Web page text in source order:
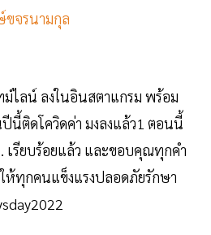
ขจรนามกุล
ไลน์ ลงในอินสตาแกรม พร้อม
นี้ติดโควิดค่า มงลงแล้ว1 ตอนนี้
เรียบร้อยแล้ว และขอบคุณทุกคำ
ห้ทุกคนแข็งแรงปลอดภัยรักษา